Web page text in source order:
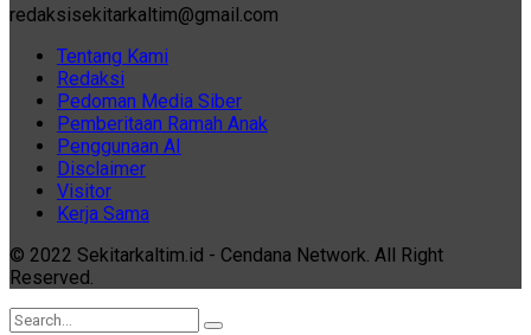
redaksisekitarkaltim@gmail.com
Tentang Kami
Redaksi
Pedoman Media Siber
Pemberitaan Ramah Anak
Penggunaan AI
Disclaimer
Visitor
Kerja Sama
© 2022 Sekitarkaltim.id - Cendana Network. All Right
Reserved.